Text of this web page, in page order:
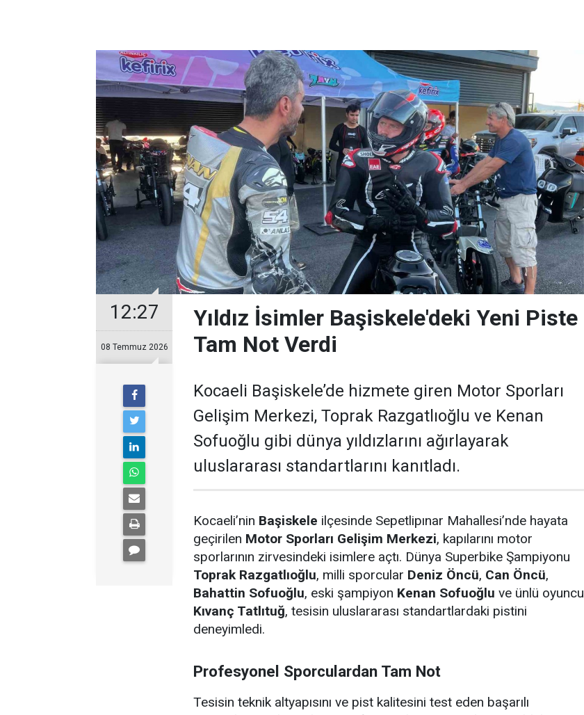
12:27
08 Temmuz 2026
Yıldız İsimler Başiskele'deki Yeni Piste
Tam Not Verdi
Kocaeli Başiskele’de hizmete giren Motor Sporları
Gelişim Merkezi, Toprak Razgatlıoğlu ve Kenan
Sofuoğlu gibi dünya yıldızlarını ağırlayarak
uluslararası standartlarını kanıtladı.
Kocaeli’nin Başiskele ilçesinde Sepetlipınar Mahallesi’nde hayata
geçirilen Motor Sporları Gelişim Merkezi, kapılarını motor
sporlarının zirvesindeki isimlere açtı. Dünya Superbike Şampiyonu
Toprak Razgatlıoğlu, milli sporcular Deniz Öncü, Can Öncü,
Bahattin Sofuoğlu, eski şampiyon Kenan Sofuoğlu ve ünlü oyuncu
Kıvanç Tatlıtuğ, tesisin uluslararası standartlardaki pistini
deneyimledi.
Profesyonel Sporculardan Tam Not
Tesisin teknik altyapısını ve pist kalitesini test eden başarılı